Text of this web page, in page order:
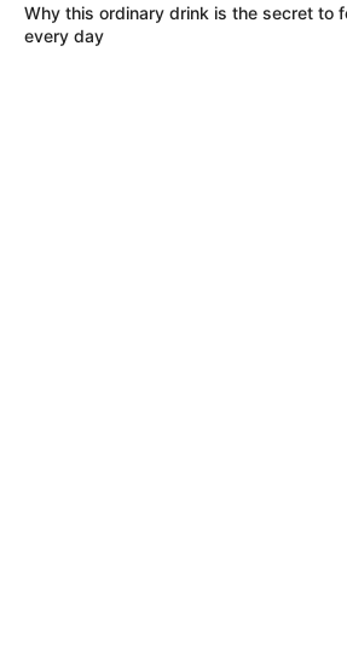
RECIBO DEL AGUA
Why this ordinary drink is the secret to
every day